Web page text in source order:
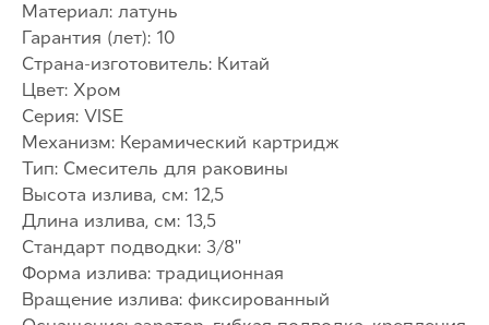
Материал: латунь
Гарантия (лет): 10
Страна-изготовитель: Китай
Цвет: Хром
Серия: VISE
Механизм: Керамический картридж
Тип: Смеситель для раковины
Высота излива, см: 12,5
Длина излива, см: 13,5
Стандарт подводки: 3/8''
Форма излива: традиционная
Вращение излива: фиксированный